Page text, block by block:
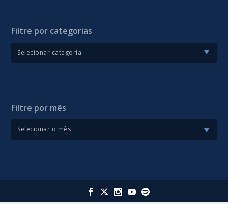
Filtre por categorias
Filtre por mês